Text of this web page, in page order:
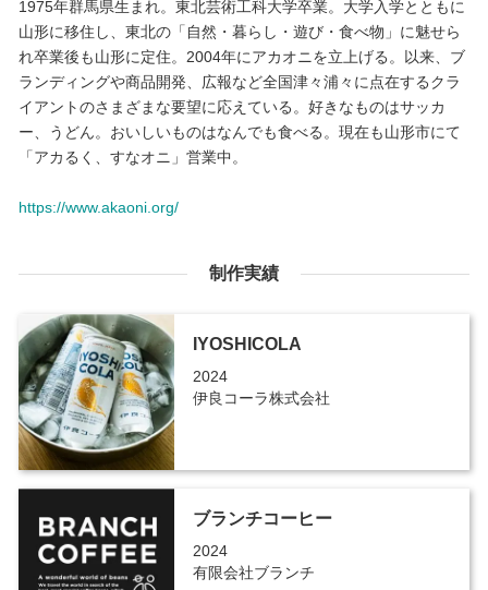
1975年群馬県生まれ。東北芸術工科大学卒業。大学入学とともに
山形に移住し、東北の「自然・暮らし・遊び・食べ物」に魅せら
れ卒業後も山形に定住。2004年にアカオニを立上げる。以来、ブ
ランディングや商品開発、広報など全国津々浦々に点在するクラ
イアントのさまざまな要望に応えている。好きなものはサッカ
ー、うどん。おいしいものはなんでも食べる。現在も山形市にて
「アカるく、すなオニ」営業中。
https://www.akaoni.org/
制作実績
IYOSHICOLA
2024
伊良コーラ株式会社
ブランチコーヒー
2024
有限会社ブランチ